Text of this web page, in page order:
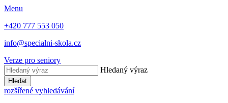
Menu
+420 777 553 050
info@specialni-skola.cz
Verze pro seniory
Hledaný výraz
Hledat
rozšířené vyhledávání